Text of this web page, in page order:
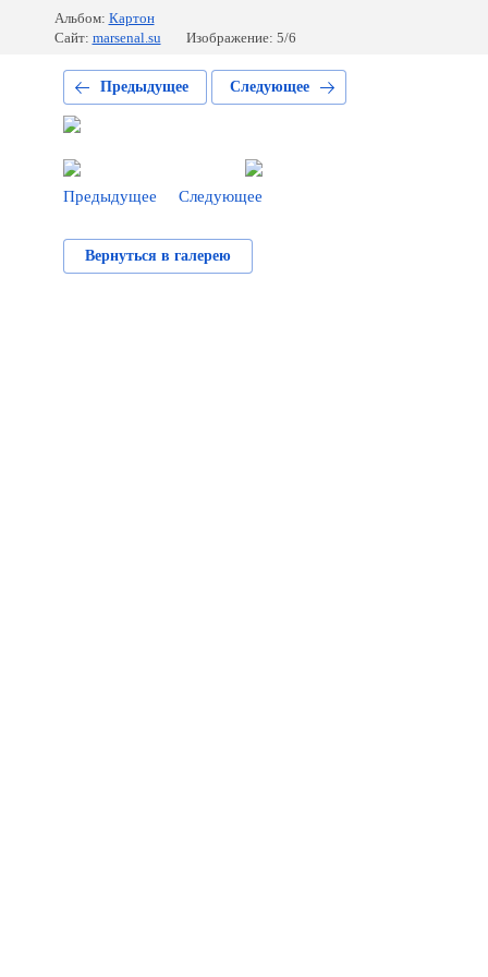
Альбом: Картон
Сайт: marsenal.su Изображение: 5/6
Предыдущее Следующее
Предыдущее Следующее
Вернуться в галерею